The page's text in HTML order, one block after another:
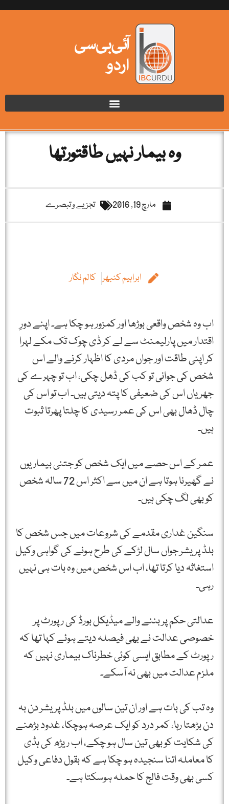
وہ بیمار نہیں طاقتورتھا
مارچ 19, 2016 تجزیے و تبصرے
ابراہیم کنبھر کالم نگار
اب وہ شخص واقعی بوڑھا اور کمزور ہو چکا ہے۔ اپنے دورِ
اقتدار میں پارلیمنٹ سے لے کر ڈی چوک تک مکے لہرا
کر اپنی طاقت اور جواں مردی کا اظہار کرنے والے اس
شخص کی جوانی تو کب کی ڈھل چکی، اب تو چہرے کی
جھریاں اس کی ضعیفی کا پتہ دیتی ہیں۔ اب تو اس کی
چال ڈھال بھی اس کی عمر رسیدی کا چلتا پھرتا ثبوت
ہیں۔
عمر کے اس حصے میں ایک شخص کو جتنی بیماریوں
نے گھیرنا ہوتا ہے ان میں سے اکثر اس 72 سالہ شخص
کو بھی لگ چکی ہیں۔
سنگین غداری مقدمے کی شروعات میں جس شخص کا
بلڈ پریشر جواں سال لڑکے کی طرح ہونے کی گواہی وکیل
استغاثہ دیا کرتا تھا، اب اس شخص میں وہ بات ہی نہیں
رہی۔
عدالتی حکم پر بننے والے میڈیکل بورڈ کی رپورٹ پر
خصوصی عدالت نے بھی فیصلہ دیتے ہوئے کہا تھا کہ
رپورٹ کے مطابق ایسی کوئی خطرناک بیماری نہیں کہ
ملزم عدالت میں بھی نہ آسکے۔
وہ تب کی بات ہے اور ان تین سالوں میں بلڈ پریشر دن بہ
دن بڑھتا رہا، کمر درد کو ایک عرصہ ہوچکا، غدود بڑھنے
کی شکایت کو بھی تین سال ہو چکے، اب ریڑھ کی ہڈی
کا معاملہ اتنا سنجیدہ ہو چکا ہے کہ بقول دفاعی وکیل
کسی بھی وقت فالج کا حملہ ہوسکتا ہے۔